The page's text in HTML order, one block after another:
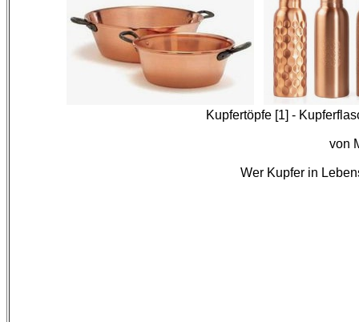
Kupfertöpfe [1] -
von
Wer Kupfer in